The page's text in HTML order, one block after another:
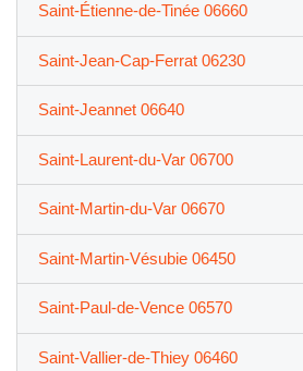
Saint-Étienne-de-Tinée 06660
Saint-Jean-Cap-Ferrat 06230
Saint-Jeannet 06640
Saint-Laurent-du-Var 06700
Saint-Martin-du-Var 06670
Saint-Martin-Vésubie 06450
Saint-Paul-de-Vence 06570
Saint-Vallier-de-Thiey 06460